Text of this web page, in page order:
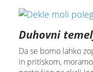
Duhovni
Da se bomo lahko
in pritiskom,